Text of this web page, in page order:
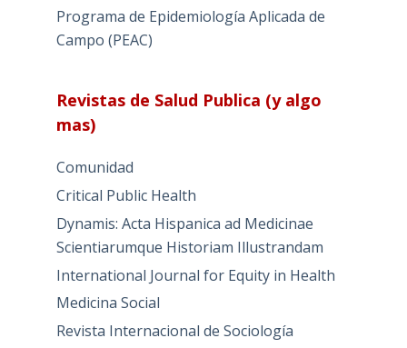
Programa de Epidemiología Aplicada de
Campo (PEAC)
Revistas de Salud Publica (y algo
mas)
Comunidad
Critical Public Health
Dynamis: Acta Hispanica ad Medicinae
Scientiarumque Historiam Illustrandam
International Journal for Equity in Health
Medicina Social
Revista Internacional de Sociología